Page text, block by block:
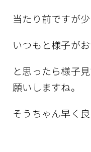
当たり前ですが
いつもと様子が
と思ったら様子
願いしますね。
そうちゃん早く